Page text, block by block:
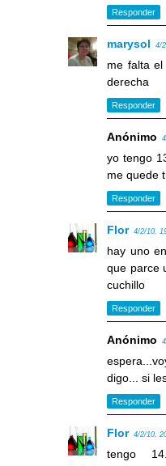
Responder
marysol 4/
me falta
derecha
Responder
Anónimo
yo tengo
me quede
Responder
Flor 4/2/10,
hay uno
que parce
cuchillo
Responder
Anónimo
digo... si
Responder
Flor 4/2/10,
tengo